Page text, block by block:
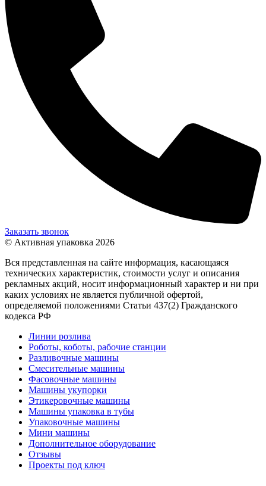
Заказать звонок
© Активная упаковка 2026
Вся представленная на сайте информация, касающаяся
технических характеристик, стоимости услуг и описания
рекламных акций, носит информационный характер и ни при
каких условиях не является публичной офертой,
определяемой положениями Статьи 437(2) Гражданского
кодекса РФ
Линии розлива
Роботы, коботы, рабочие станции
Разливочные машины
Смесительные машины
Фасовочные машины
Машины укупорки
Этикеровочные машины
Машины упаковка в тубы
Упаковочные машины
Мини машины
Дополнительное оборудование
Отзывы
Проекты под ключ